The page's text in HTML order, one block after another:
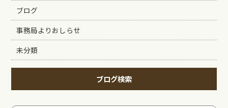
ブログ
事務局よりおしらせ
未分類
ブログ検索